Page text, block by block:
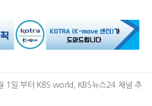
1일 부터 KBS world, KBS뉴스24 채널 추